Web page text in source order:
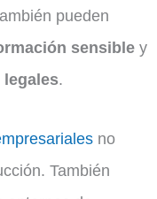
pueden
sensible y
.
no
También